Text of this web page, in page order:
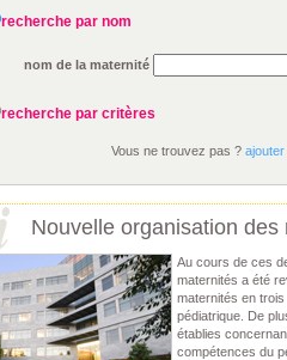
recherche par nom
nom de la maternité
recherche par critères
Vous ne trouvez pas ?
Nouvelle organisation des
Au cours de ces
maternités a été
maternités en
pédiatrique. De
établies
compétences du